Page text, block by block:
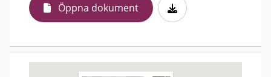
Öppna dokument